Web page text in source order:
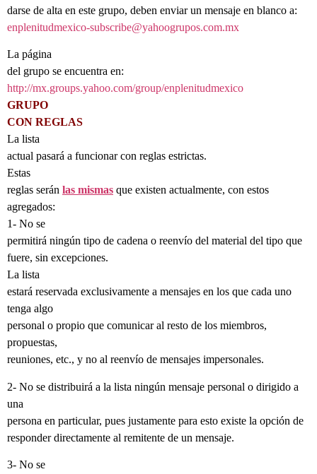
darse de alta en este grupo, deben enviar un mensaje en blanco a:
enplenitudmexico-subscribe@yahoogrupos.com.mx
La página
del grupo se encuentra en:
http://mx.groups.yahoo.com/group/enplenitudmexico
GRUPO
CON REGLAS
La lista
actual pasará a funcionar con reglas estrictas.
Estas
reglas serán las mismas que existen actualmente, con estos
agregados:
1- No se
permitirá ningún tipo de cadena o reenvío del material del tipo que
fuere, sin excepciones.
La lista
estará reservada exclusivamente a mensajes en los que cada uno
tenga algo
personal o propio que comunicar al resto de los miembros,
propuestas,
reuniones, etc., y no al reenvío de mensajes impersonales.
2- No se distribuirá a la lista ningún mensaje personal o dirigido a
una
persona en particular, pues justamente para esto existe la opción de
responder directamente al remitente de un mensaje.
3- No se